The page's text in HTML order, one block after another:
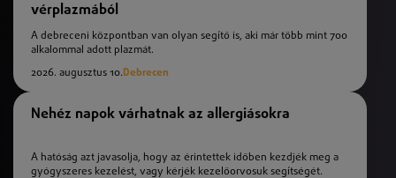
vérplazmából
A debreceni központban van olyan segítő is, aki már több mint 700
alkalommal adott plazmát.
2026. augusztus 10.Debrecen
Nehéz napok várhatnak az allergiásokra
A hatóság azt javasolja, hogy az érintettek időben kezdjék meg a
gyógyszeres kezelést, vagy kérjék kezelőorvosuk segítségét.